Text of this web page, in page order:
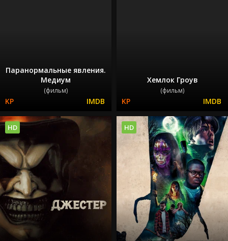
Паранормальные явления.
Медиум
(фильм)
Хемлок Гроув
(фильм)
HD HD